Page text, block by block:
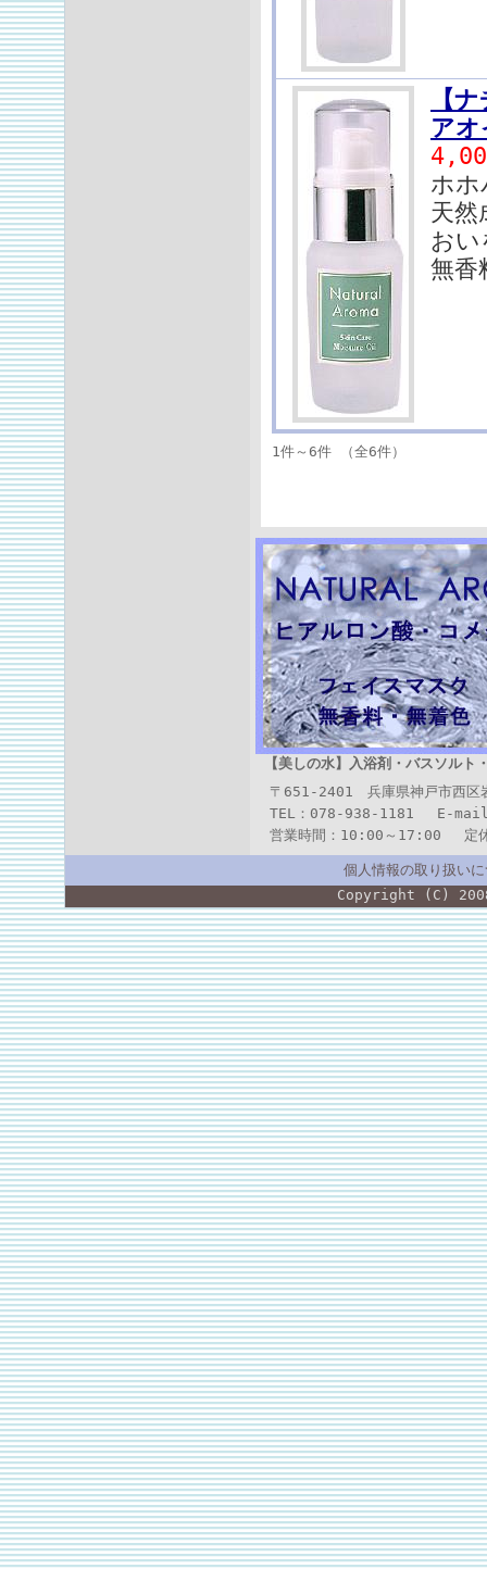
【
ア
ホホ
天然
おい
無香
1件～6件 （全6件）
【美しの水】 入浴剤・バスソルト
〒651-2401 兵庫県神戸市西区
TEL：078-938-1181 E-
営業時間：10:00～17:00 定休
個人情報の取り扱い
Copyright (C)